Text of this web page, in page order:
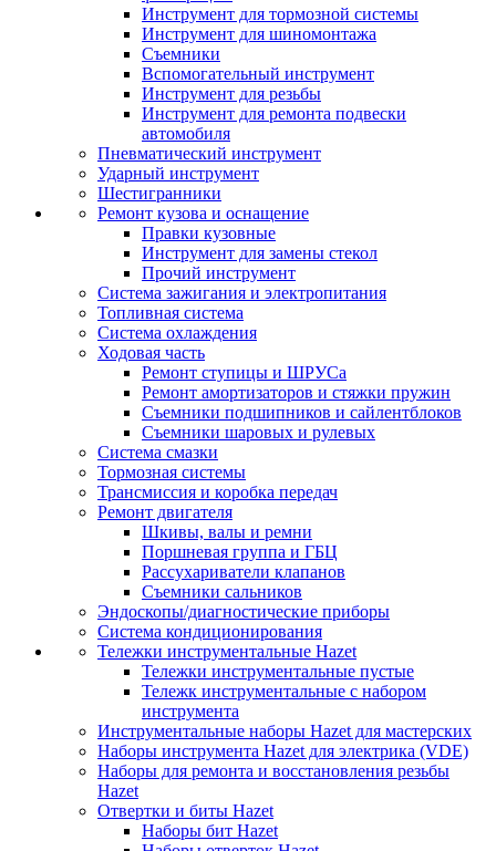
Инструмент для тормозной системы
Инструмент для шиномонтажа
Съемники
Вспомогательный инструмент
Инструмент для резьбы
Инструмент для ремонта подвески
автомобиля
Пневматический инструмент
Ударный инструмент
Шестигранники
Ремонт кузова и оснащение
Правки кузовные
Инструмент для замены стекол
Прочий инструмент
Система зажигания и электропитания
Топливная система
Система охлаждения
Ходовая часть
Ремонт ступицы и ШРУСа
Ремонт амортизаторов и стяжки пружин
Съемники подшипников и сайлентблоков
Съемники шаровых и рулевых
Система смазки
Тормозная системы
Трансмиссия и коробка передач
Ремонт двигателя
Шкивы, валы и ремни
Поршневая группа и ГБЦ
Рассухариватели клапанов
Съемники сальников
Эндоскопы/диагностические приборы
Система кондиционирования
Тележки инструментальные Hazet
Тележки инструментальные пустые
Тележк инструментальные с набором
инструмента
Инструментальные наборы Hazet для мастерских
Наборы инструмента Hazet для электрика (VDE)
Наборы для ремонта и восстановления резьбы
Hazet
Отвертки и биты Hazet
Наборы бит Hazet